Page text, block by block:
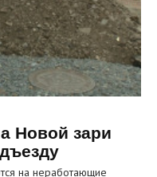
Новой зари
на неработающие